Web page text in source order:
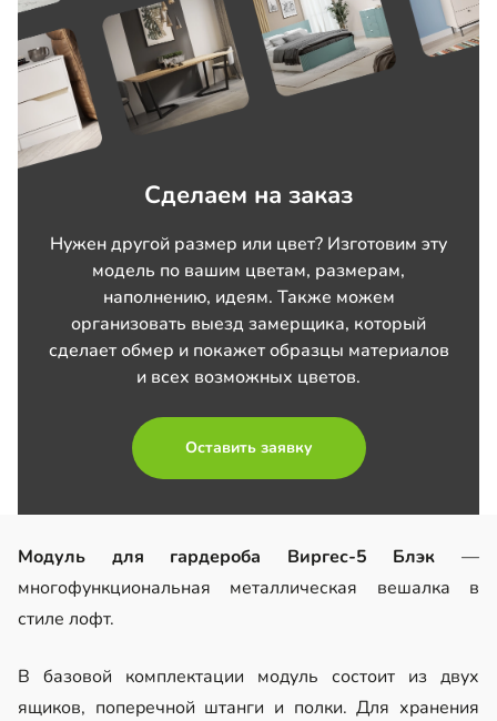
Сделаем на заказ
Нужен другой размер или цвет? Изготовим эту
модель по вашим цветам, размерам,
наполнению, идеям. Также можем
организовать выезд замерщика, который
сделает обмер и покажет образцы материалов
и всех возможных цветов.
Оставить заявку
Модуль для гардероба Виргес-5 Блэк —
многофункциональная металлическая вешалка в
стиле лофт.
В базовой комплектации модуль состоит из двух
ящиков, поперечной штанги и полки. Для хранения